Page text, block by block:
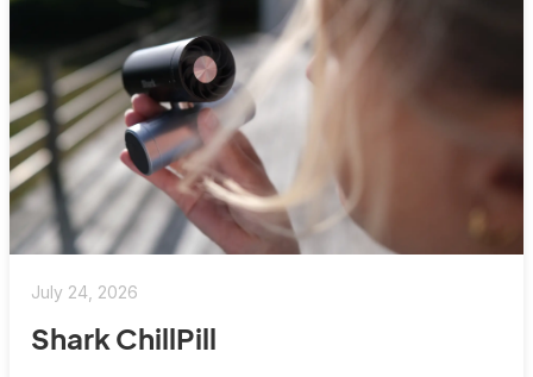
July 24, 2026
Shark ChillPill